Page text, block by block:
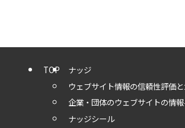
TOP
ナッジ
ウェブサイト情報の信頼性評価
企業・団体のウェブサイトの情
ナッジシール